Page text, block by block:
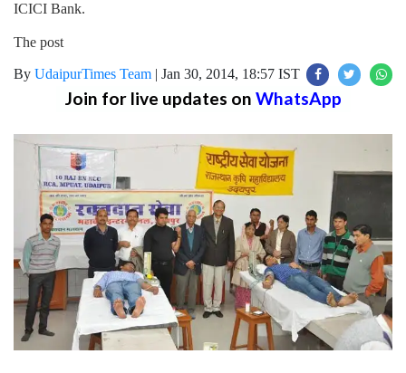
ICICI Bank.
The post
By UdaipurTimes Team | Jan 30, 2014, 18:57 IST
Join for live updates on WhatsApp